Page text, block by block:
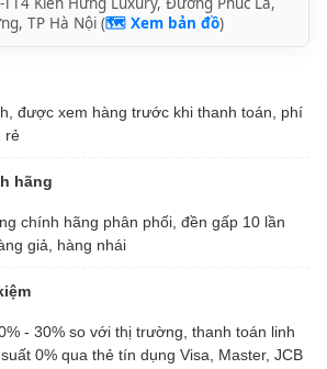
TP Hà Nội (🗺️ Xem bản đồ)
được xem hàng trước khi thanh toán, phí
rẻ
hãng
chính hãng phân phối, đền gấp 10 lần
giả, hàng nhái
- 30% so với thị trường, thanh toán linh
0% qua thẻ tín dụng Visa, Master, JCB